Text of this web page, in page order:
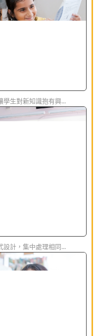
學生對新知識抱有興...
設計，集中處理相同...